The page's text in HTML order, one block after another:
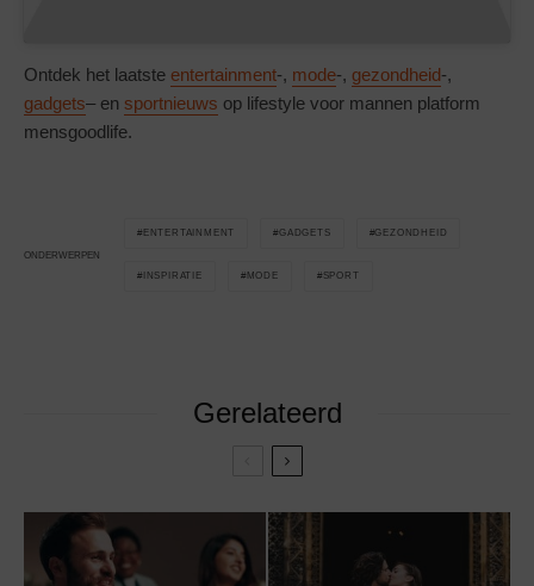
Ontdek het laatste entertainment-, mode-, gezondheid-,
gadgets– en sportnieuws op lifestyle voor mannen platform
mensgoodlife.
ONDERWERPEN
ENTERTAINMENT GADGETS GEZONDHEID
INSPIRATIE MODE SPORT
Gerelateerd